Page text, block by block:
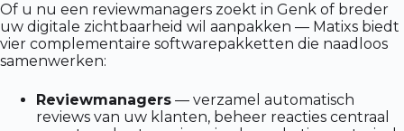
Of u nu een reviewmanagers zoekt in Genk of breder
uw digitale zichtbaarheid wil aanpakken — Matixs biedt
vier complementaire softwarepakketten die naadloos
samenwerken:
Reviewmanagers — verzamel automatisch
reviews van uw klanten, beheer reacties centraal